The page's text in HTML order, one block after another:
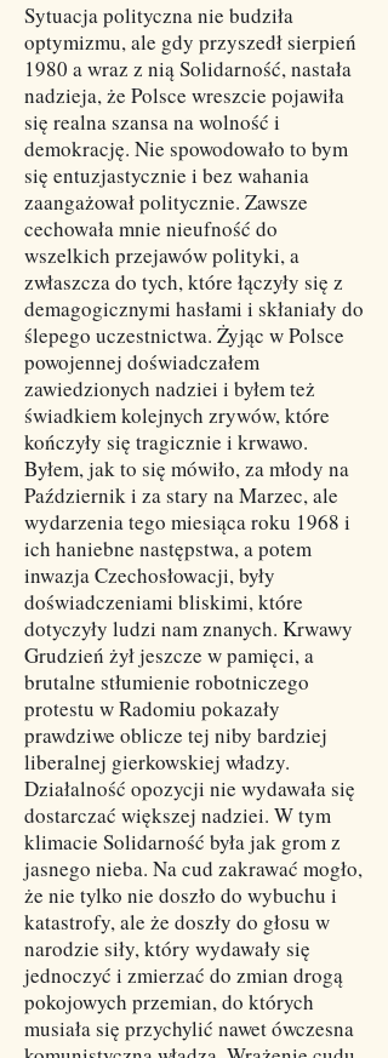
Sytuacja polityczna nie budziła
optymizmu, ale gdy przyszedł sierpień
1980 a wraz z nią Solidarność, nastała
nadzieja, że Polsce wreszcie pojawiła
się realna szansa na wolność i
demokrację. Nie spowodowało to bym
się entuzjastycznie i bez wahania
zaangażował politycznie. Zawsze
cechowała mnie nieufność do
wszelkich przejawów polityki, a
zwłaszcza do tych, które łączyły się z
demagogicznymi hasłami i skłaniały do
ślepego uczestnictwa. Żyjąc w Polsce
powojennej doświadczałem
zawiedzionych nadziei i byłem też
świadkiem kolejnych zrywów, które
kończyły się tragicznie i krwawo.
Byłem, jak to się mówiło, za młody na
Październik i za stary na Marzec, ale
wydarzenia tego miesiąca roku 1968 i
ich haniebne następstwa, a potem
inwazja Czechosłowacji, były
doświadczeniami bliskimi, które
dotyczyły ludzi nam znanych. Krwawy
Grudzień żył jeszcze w pamięci, a
brutalne stłumienie robotniczego
protestu w Radomiu pokazały
prawdziwe oblicze tej niby bardziej
liberalnej gierkowskiej władzy.
Działalność opozycji nie wydawała się
dostarczać większej nadziei. W tym
klimacie Solidarność była jak grom z
jasnego nieba. Na cud zakrawać mogło,
że nie tylko nie doszło do wybuchu i
katastrofy, ale że doszły do głosu w
narodzie siły, który wydawały się
jednoczyć i zmierzać do zmian drogą
pokojowych przemian, do których
musiała się przychylić nawet ówczesna